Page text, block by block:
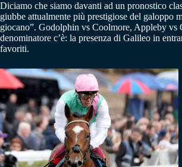
Diciamo che siamo davanti ad un pronostico
giubbe attualmente più prestigiose del galoppo
giocano”. Godolphin vs Coolmore, Appleby vs
denominatore c’è: la presenza di Galileo in
favoriti.